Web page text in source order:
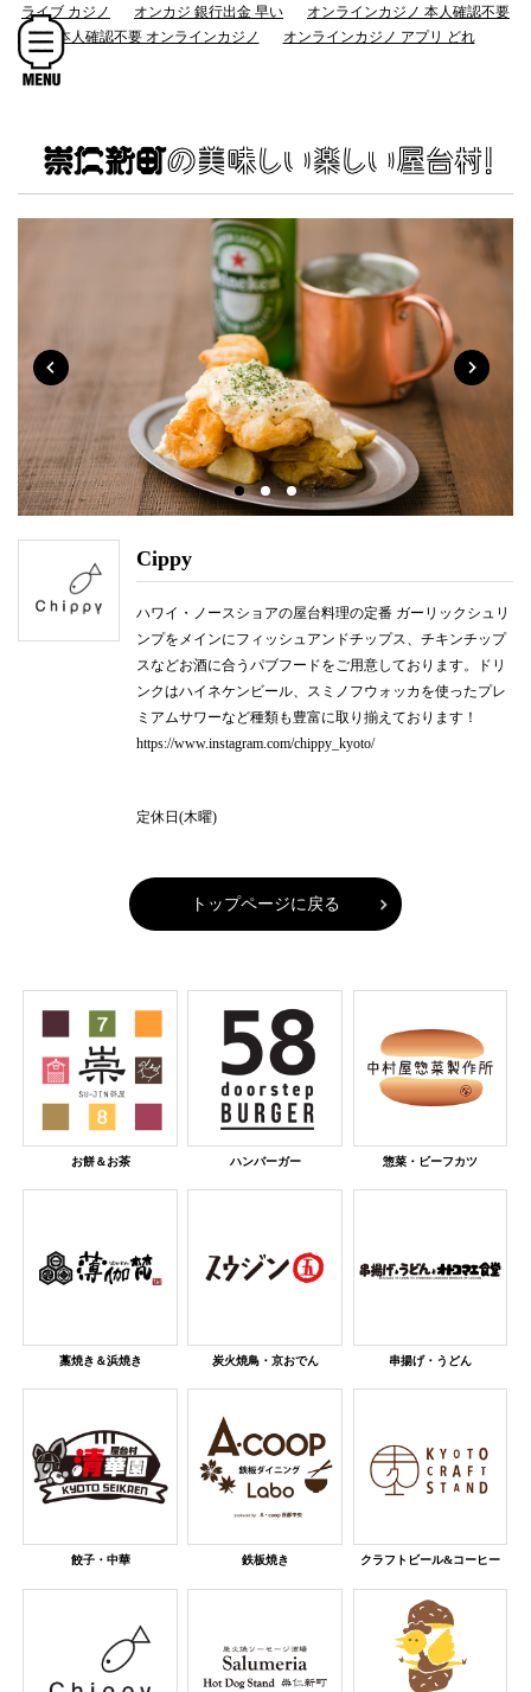
ライブ カジノ オンカジ 銀行出金 早い
オンラインカジノ 本人確認不要
本人確認不要 オンラインカジノ
オンラインカジノ アプリ どれ
Cippy
ハワイ・ノースショアの屋台料理の定番 ガーリックシュリ
ンプをメインにフィッシュアンドチップス、チキンチップ
スなどお酒に合うパブフードをご用意しております。ドリ
ンクはハイネケンビール、スミノフウォッカを使ったプレ
ミアムサワーなど種類も豊富に取り揃えております！
https://www.instagram.com/chippy_kyoto/
定休日(木曜)
トップページに戻る
お餅＆お茶 ハンバーガー 惣菜・ビーフカツ
藁焼き＆浜焼き 炭火焼鳥・京おでん 串揚げ・うどん
餃子・中華 鉄板焼き クラフトビール&コーヒー